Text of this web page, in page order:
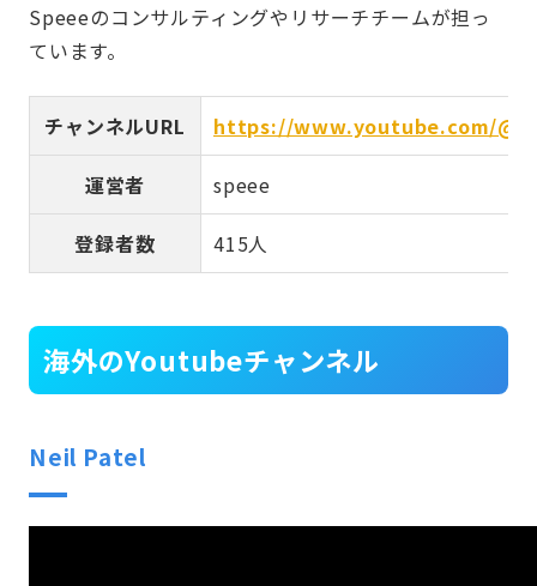
Speeeのコンサルティングやリサーチチームが担っ
ています。
チャンネルURL https://www.youtube.com/
運営者 speee
登録者数 415人
海外のYoutubeチャンネル
Neil Patel